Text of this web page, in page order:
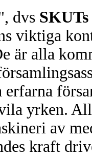
dvs
viktiga
är alla
yrken.
av
kraft